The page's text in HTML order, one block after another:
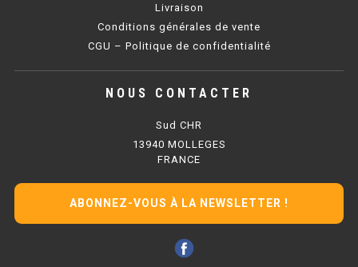
PLAQUE 650 ÉLECTRIQUE
PLAQUE 700 ÉLECTRIQUE
PLAQUE 900 ÉLECTRIQUE
FRITEUSE 600 GAZ
FRITEUSE 650 GAZ
Livraison
Conditions générales de vente
CGU – Politique de confidentialité
NOUS CONTACTER
Sud CHR
13940 MOLLEGES
FRANCE
ABONNEZ-VOUS À LA NEWSLETTER !